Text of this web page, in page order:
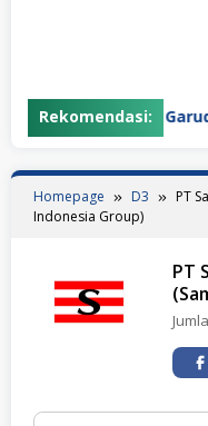
Rekomendasi:PT Garuda
Homepage D3
PT
Indonesia Group)
PT